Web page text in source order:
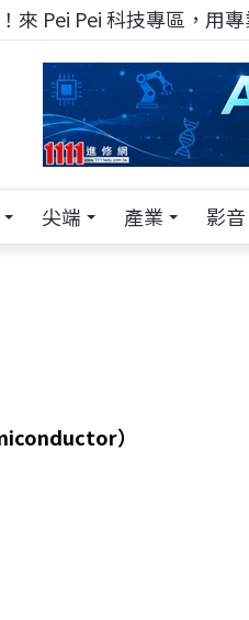
來 Pei Pei 科技專區，用
尖端 產業 影音
）